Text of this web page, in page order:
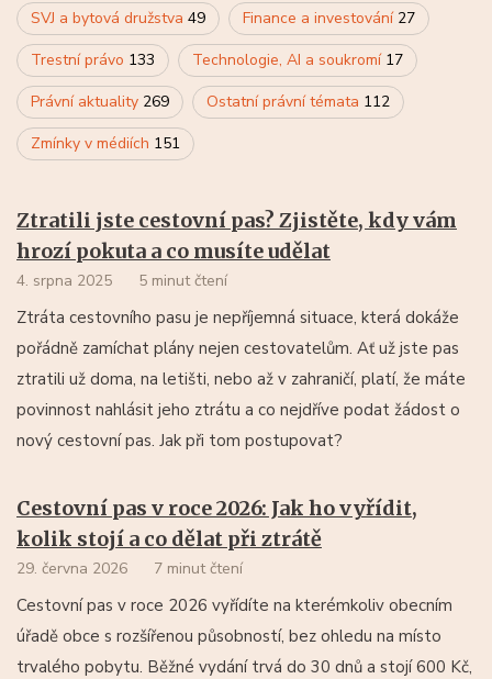
SVJ a bytová družstva 49 Finance a investování 27
Trestní právo 133 Technologie, AI a soukromí 17
Právní aktuality 269 Ostatní právní témata 112
Zmínky v médiích 151
Ztratili jste cestovní pas? Zjistěte, kdy vám
hrozí pokuta a co musíte udělat
4. srpna 2025 5 minut čtení
Ztráta cestovního pasu je nepříjemná situace, která dokáže
pořádně zamíchat plány nejen cestovatelům. Ať už jste pas
ztratili už doma, na letišti, nebo až v zahraničí, platí, že máte
povinnost nahlásit jeho ztrátu a co nejdříve podat žádost o
nový cestovní pas. Jak při tom postupovat?
Cestovní pas v roce 2026: Jak ho vyřídit,
kolik stojí a co dělat při ztrátě
29. června 2026 7 minut čtení
Cestovní pas v roce 2026 vyřídíte na kterémkoliv obecním
úřadě obce s rozšířenou působností, bez ohledu na místo
trvalého pobytu. Běžné vydání trvá do 30 dnů a stojí 600 Kč,